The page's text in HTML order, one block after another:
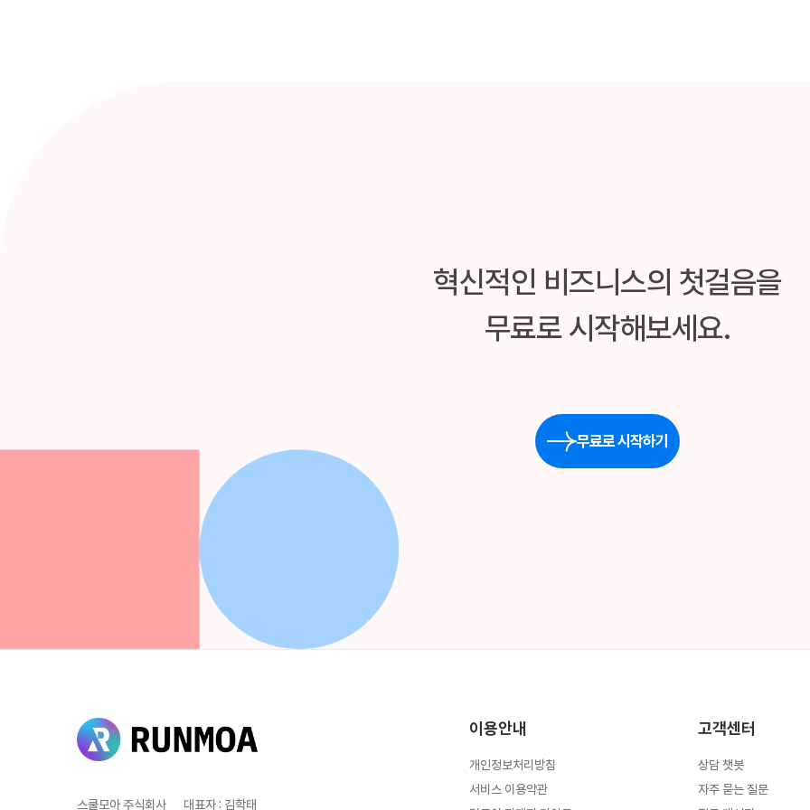
혁신적인 비즈니스의 첫걸음을
무료로 시작해보세요.
무료로 시작하기
스쿨모아 주식회사 대표자: 김학태
이용안내
개인정보처리방침
서비스 이용약관
고객센터
상담 챗봇
자주 묻는 질문